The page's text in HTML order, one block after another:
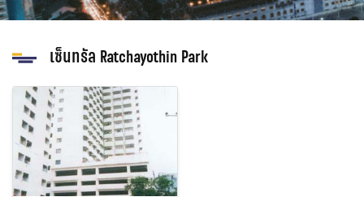
เซ็นทรัล Ratchayothin Park